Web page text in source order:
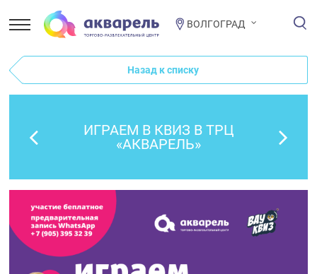
ВОЛГОГРАД
Назад к списку
ИГРАЕМ В КВИЗ В ТРЦ
«АКВАРЕЛЬ»